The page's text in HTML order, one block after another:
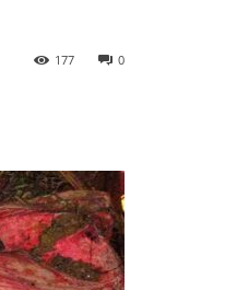
0
177